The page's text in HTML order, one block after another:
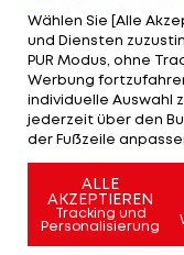
Wählen Sie [Alle
und Diensten
PUR Modus, ohne
Werbung
individuelle Auswahl
jederzeit über den
der Fußzeile
ALLE
AKZEPTIEREN
Tracking und
Personalisierung